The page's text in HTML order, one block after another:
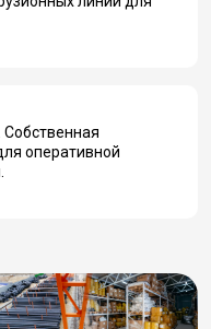
оперативной